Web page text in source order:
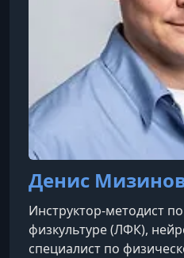
Денис
Инструктор-методист
физкультуре (ЛФК),
специалист по